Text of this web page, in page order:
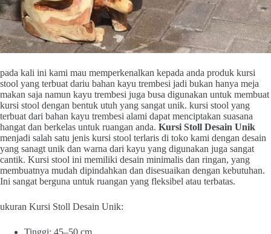
pada kali ini kami mau memperkenalkan kepada anda produk kursi
stool yang terbuat dariu bahan kayu trembesi jadi bukan hanya meja
makan saja namun kayu trembesi juga busa digunakan untuk membuat
kursi stool dengan bentuk utuh yang sangat unik. kursi stool yang
terbuat dari bahan kayu trembesi alami dapat menciptakan suasana
hangat dan berkelas untuk ruangan anda. Kursi Stoll Desain Unik
menjadi salah satu jenis kursi stool terlaris di toko kami dengan desain
yang sanagt unik dan warna dari kayu yang digunakan juga sangat
cantik. Kursi stool ini memiliki desain minimalis dan ringan, yang
membuatnya mudah dipindahkan dan disesuaikan dengan kebutuhan.
Ini sangat berguna untuk ruangan yang fleksibel atau terbatas.
ukuran Kursi Stoll Desain Unik: